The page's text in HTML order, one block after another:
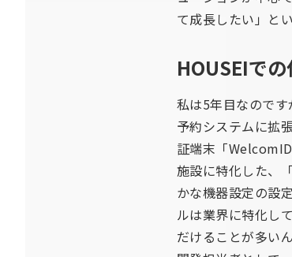
て成長したい」と
HOUSEIでの
私は5年目なので
予約システムに拡
証端末「
施設に特化した、
かな機器設定の設
ルは業界に特化し
だけることが多いん